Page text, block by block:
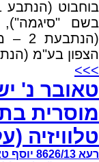
בשם
הצפון בע"מ (הנתבעת 5 –
>>>
מוסרית
טלוויזיה